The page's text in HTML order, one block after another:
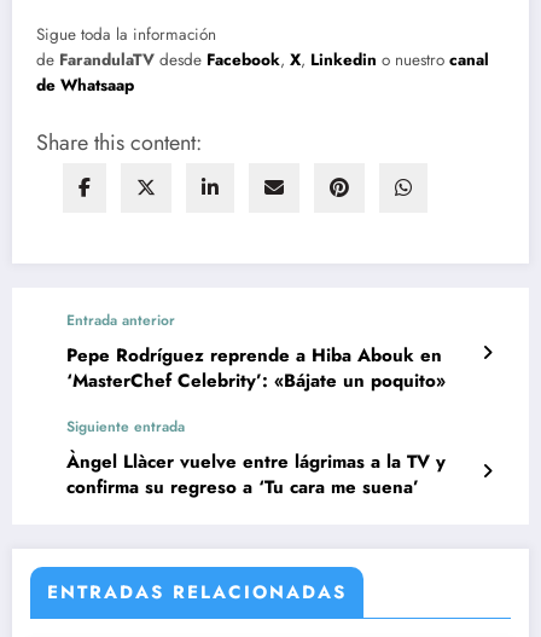
Sigue toda la información
de FarandulaTV desde Facebook, X, Linkedin o nuestro canal
de Whatsaap
Share this content:
Entrada anterior
Pepe Rodríguez reprende a Hiba Abouk en
‘MasterChef Celebrity’: «Bájate un poquito»
Siguiente entrada
Àngel Llàcer vuelve entre lágrimas a la TV y
confirma su regreso a ‘Tu cara me suena’
ENTRADAS RELACIONADAS